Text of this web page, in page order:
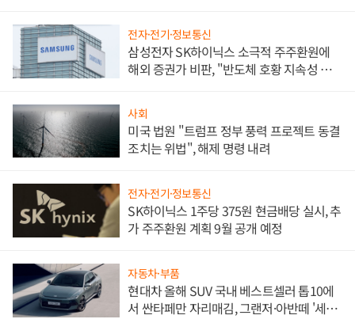
전자·전기·정보통신
삼성전자 SK하이닉스 소극적 주주환원에
해외 증권가 비판, "반도체 호황 지속성 의
사회
미국 법원 "트럼프 정부 풍력 프로젝트 동결
조치는 위법", 해제 명령 내려
전자·전기·정보통신
SK하이닉스 1주당 375원 현금배당 실시, 추
가 주주환원 계획 9월 공개 예정
자동차·부품
현대차 올해 SUV 국내 베스트셀러 톱10에
서 싼타페만 자리매김, 그랜저·아반떼 '세단